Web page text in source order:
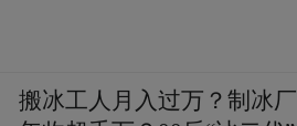
搬冰工人月入过万？制冰厂